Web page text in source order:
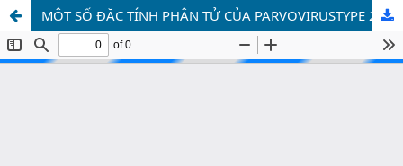
MỘT SỐ ĐẶC TÍNH PHÂN TỬ CỦA PARVOVIRUSTYPE 2 Ở CHÓ PHÂN LẬP TẠI THÀNH PHỐ HÀ NỘI